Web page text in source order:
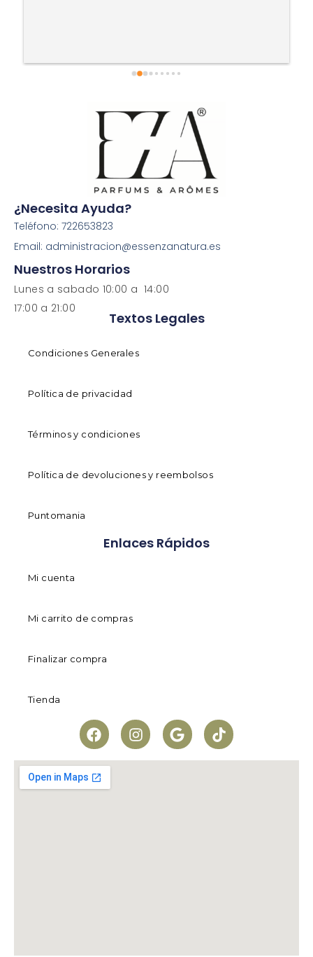
¿Necesita Ayuda?
Teléfono: 722653823
Email: administracion@essenzanatura.es
Nuestros Horarios
Lunes a sabado 10:00 a 14:00
17:00 a 21:00
Textos Legales
Condiciones Generales
Política de privacidad
Términos y condiciones
Política de devoluciones y reembolsos
Puntomania
Enlaces Rápidos
Mi cuenta
Mi carrito de compras
Finalizar compra
Tienda